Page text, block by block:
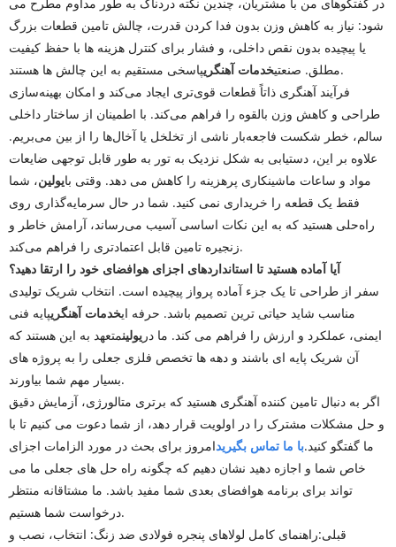
شود: نیاز به کاهش وزن بدون فدا کردن قدرت، چالش تامین قطعات بزرگ
یا پیچیده بدون نقص داخلی، و فشار برای کنترل هزینه ها با حفظ کیفیت
مطلق. صنعتیخدمات آهنگری
پاسخی مستقیم به این چالش ها هستند.
فرآیند آهنگری ذاتاً قطعات قوی‌تری ایجاد می‌کند و امکان بهینه‌سازی
طراحی و کاهش وزن بالقوه را فراهم می‌کند. با اطمینان از ساختار داخلی
سالم، خطر شکست فاجعه‌بار ناشی از تخلخل یا آخال‌ها را از بین می‌بریم.
علاوه بر این، دستیابی به شکل نزدیک به تور به طور قابل توجهی ضایعات
مواد و ساعات ماشینکاری پرهزینه را کاهش می دهد. وقتی بایولین، شما
فقط یک قطعه را خریداری نمی کنید. شما در حال سرمایه‌گذاری روی
راه‌حلی هستید که به این نکات اساسی آسیب می‌رساند، آرامش خاطر و
زنجیره تامین قابل اعتمادتری را فراهم می‌کند.
آیا آماده هستید تا استانداردهای اجزای هوافضای خود را ارتقا دهید؟
سفر از طراحی تا یک جزء آماده پرواز پیچیده است. انتخاب شریک تولیدی
مناسب شاید حیاتی ترین تصمیم باشد. حرفه ایخدمات آهنگریپایه فنی
ایمنی، عملکرد و ارزش را فراهم می کند. ما در یولینمتعهد به این هستند که
آن شریک پایه ای باشند و دهه ها تخصص فلزی جعلی را به پروژه های
بسیار مهم شما بیاورند.
اگر به دنبال تامین کننده آهنگری هستید که برتری متالورژی، آزمایش دقیق
و حل مشکلات مشترک را در اولویت قرار دهد، از شما دعوت می کنیم تا با
ما گفتگو کنید.با ما تماس بگیریدامروز برای بحث در مورد الزامات اجزای
خاص شما و اجازه دهید نشان دهیم که چگونه راه حل های جعلی ما می
تواند برای برنامه هوافضای بعدی شما مفید باشد. ما مشتاقانه منتظر
درخواست شما هستیم.
قبلی:راهنمای کامل لولاهای پنجره فولادی ضد زنگ: انتخاب، نصب و